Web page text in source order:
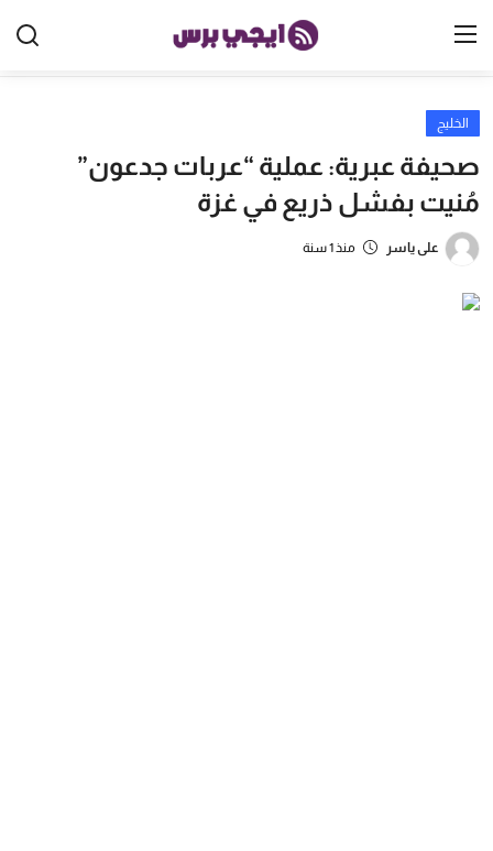
الرئيسية
مصر
الخليج
الخليج
صحيفة عبرية: عملية “عربات جدعون”
مُنيت بفشل ذريع في غزة
على ياسر منذ 1 سنة